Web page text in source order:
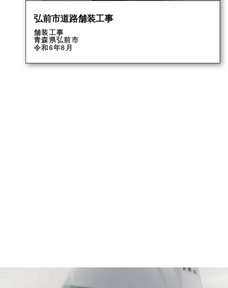
弘前市道路舗装工事
舗装工事
青森県弘前市
令和6年8月